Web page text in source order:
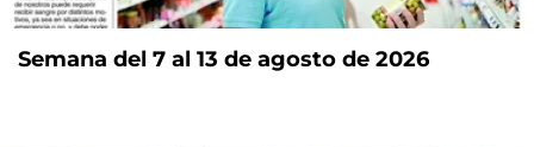
Semana del 7 al 13 de agosto de 2026